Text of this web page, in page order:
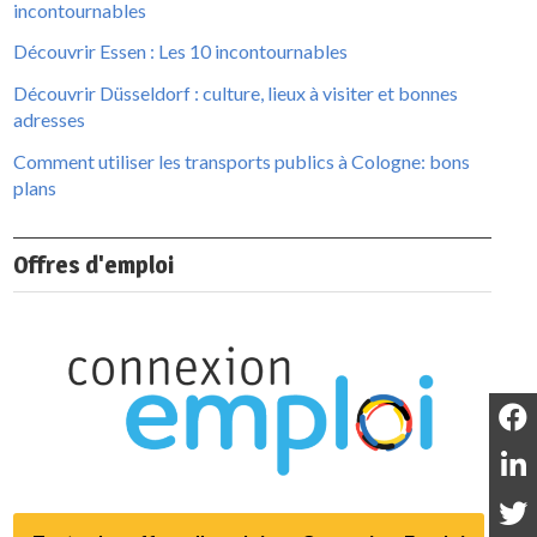
incontournables
Découvrir Essen : Les 10 incontournables
Découvrir Düsseldorf : culture, lieux à visiter et bonnes
adresses
Comment utiliser les transports publics à Cologne: bons
plans
Offres d'emploi